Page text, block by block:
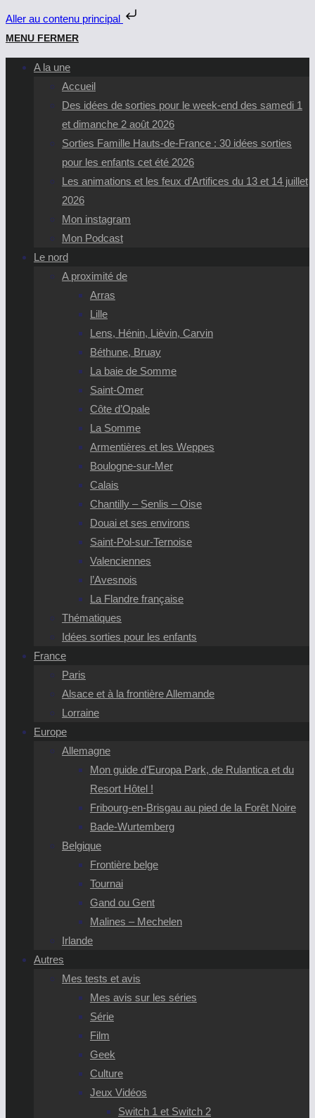
Aller au contenu principal
Skip
to
content
MENU FERMER
A la une
Accueil
Des idées de sorties pour le week-end des samedi 1
et dimanche 2 août 2026
Sorties Famille Hauts-de-France : 30 idées sorties
pour les enfants cet été 2026
Les animations et les feux d’Artifices du 13 et 14 juillet
2026
Mon instagram
Mon Podcast
Le nord
A proximité de
Arras
Lille
Lens, Hénin, Lièvin, Carvin
Béthune, Bruay
La baie de Somme
Saint-Omer
Côte d’Opale
La Somme
Armentières et les Weppes
Boulogne-sur-Mer
Calais
Chantilly – Senlis – Oise
Douai et ses environs
Saint-Pol-sur-Ternoise
Valenciennes
l’Avesnois
La Flandre française
Thématiques
Idées sorties pour les enfants
France
Paris
Alsace et à la frontière Allemande
Lorraine
Europe
Allemagne
Mon guide d’Europa Park, de Rulantica et du
Resort Hôtel !
Fribourg-en-Brisgau au pied de la Forêt Noire
Bade-Wurtemberg
Belgique
Frontière belge
Tournai
Gand ou Gent
Malines – Mechelen
Irlande
Autres
Mes tests et avis
Mes avis sur les séries
Série
Film
Geek
Culture
Jeux Vidéos
Switch 1 et Switch 2